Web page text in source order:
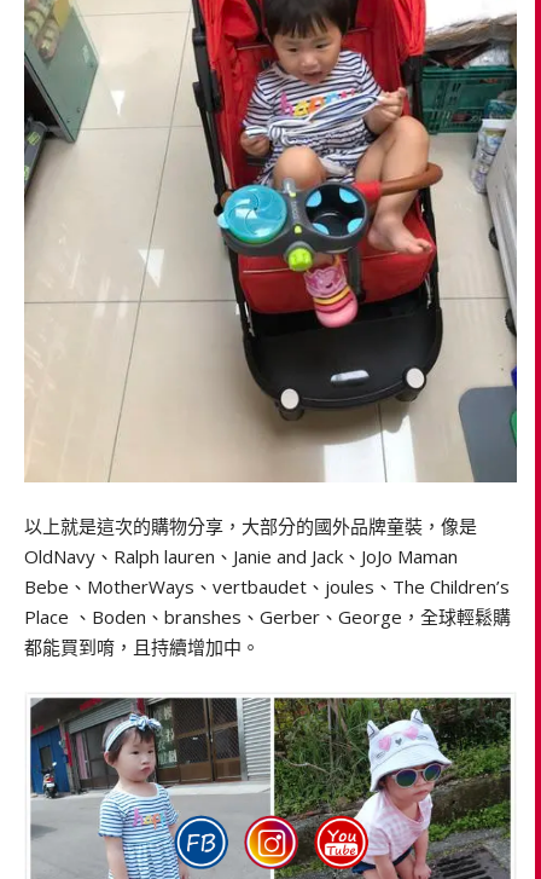
以上就是這次的購物分享，大部分的國外品牌童裝，像是
OldNavy、Ralph lauren、Janie and Jack、JoJo Maman
Bebe、MotherWays、vertbaudet、joules、The Children’s
Place 、Boden、branshes、Gerber、George，全球輕鬆購
都能買到唷，且持續增加中。